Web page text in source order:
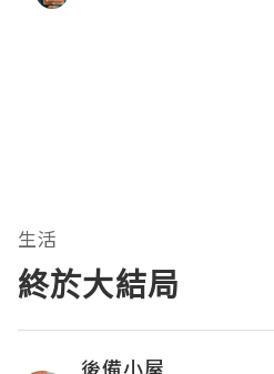
生活
終於大結局
後備小屋